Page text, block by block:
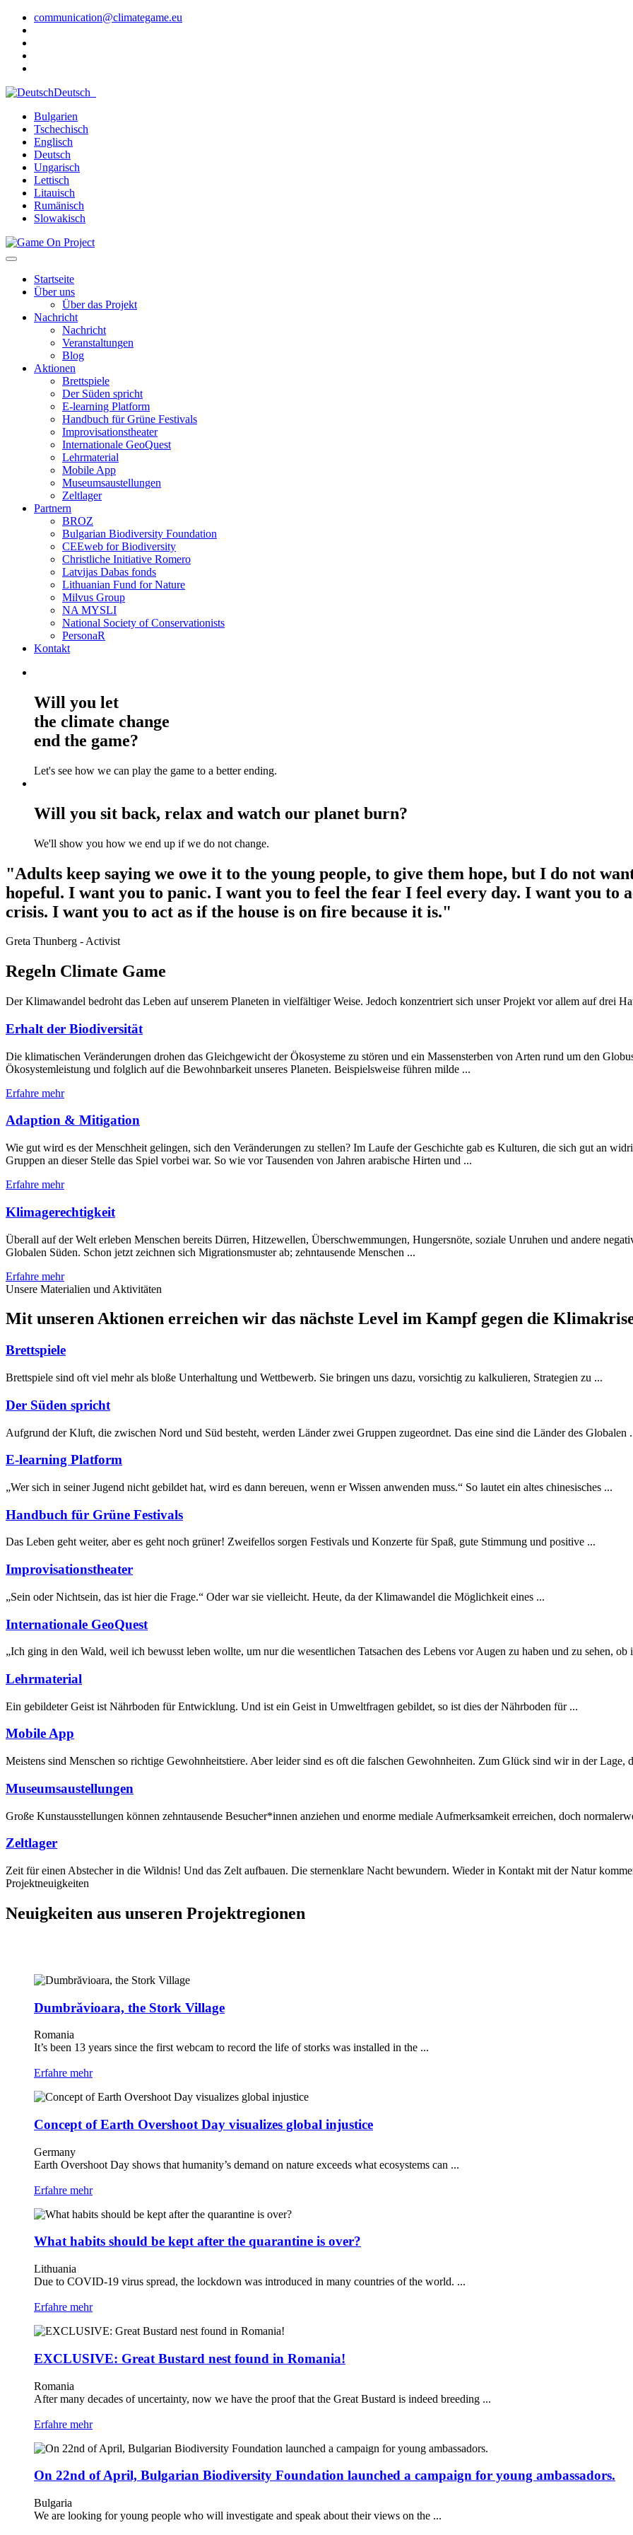
communication@climategame.eu
Deutsch
Bulgarien
Tschechisch
Englisch
Deutsch
Ungarisch
Lettisch
Litauisch
Rumänisch
Slowakisch
Startseite
Über uns
Über das Projekt
Nachricht
Nachricht
Veranstaltungen
Blog
Aktionen
Brettspiele
Der Süden spricht
E-learning Platform
Handbuch für Grüne Festivals
Improvisationstheater
Internationale GeoQuest
Lehrmaterial
Mobile App
Museumsaustellungen
Zeltlager
Partnern
BROZ
Bulgarian Biodiversity Foundation
CEEweb for Biodiversity
Christliche Initiative Romero
Latvijas Dabas fonds
Lithuanian Fund for Nature
Milvus Group
NA MYSLI
National Society of Conservationists
PersonaR
Kontakt
Will you let
the climate change
end the game?
Let's see how we can play the game to a better ending.
Will you sit back, relax and watch our planet burn?
We'll show you how we end up if we do not change.
"Adults keep saying we owe it to the young people, to give them hope, but I do not
hopeful. I want you to panic. I want you to feel the fear I feel every day. I want you to
crisis. I want you to act as if the house is on fire because it is."
Greta Thunberg - Activist
Regeln Climate Game
Der Klimawandel bedroht das Leben auf unserem Planeten in vielfältiger Weise. Jedoch konzentriert sich unser Projekt vor allem auf drei
Erhalt der Biodiversität
Die klimatischen Veränderungen drohen das Gleichgewicht der Ökosysteme zu stören und ein Massensterben von Arten rund um den
Ökosystemleistung und folglich auf die Bewohnbarkeit unseres Planeten. Beispielsweise führen milde ...
Erfahre mehr
Adaption & Mitigation
Wie gut wird es der Menschheit gelingen, sich den Veränderungen zu stellen? Im Laufe der Geschichte gab es Kulturen, die sich gut an
Gruppen an dieser Stelle das Spiel vorbei war. So wie vor Tausenden von Jahren arabische Hirten und ...
Erfahre mehr
Klimagerechtigkeit
Überall auf der Welt erleben Menschen bereits Dürren, Hitzewellen, Überschwemmungen, Hungersnöte, soziale Unruhen und andere
Globalen Süden. Schon jetzt zeichnen sich Migrationsmuster ab; zehntausende Menschen ...
Erfahre mehr
Unsere Materialien und Aktivitäten
Mit unseren Aktionen erreichen wir das nächste Level im Kampf gegen die
Brettspiele
Brettspiele sind oft viel mehr als bloße Unterhaltung und Wettbewerb. Sie bringen uns dazu, vorsichtig zu kalkulieren, Strategien zu ...
Der Süden spricht
Aufgrund der Kluft, die zwischen Nord und Süd besteht, werden Länder zwei Gruppen zugeordnet. Das eine sind die Länder des Globalen
E-learning Platform
„Wer sich in seiner Jugend nicht gebildet hat, wird es dann bereuen, wenn er Wissen anwenden muss.“ So lautet ein altes chinesisches ...
Handbuch für Grüne Festivals
Das Leben geht weiter, aber es geht noch grüner! Zweifellos sorgen Festivals und Konzerte für Spaß, gute Stimmung und positive ...
Improvisationstheater
„Sein oder Nichtsein, das ist hier die Frage.“ Oder war sie vielleicht. Heute, da der Klimawandel die Möglichkeit eines ...
Internationale GeoQuest
„Ich ging in den Wald, weil ich bewusst leben wollte, um nur die wesentlichen Tatsachen des Lebens vor Augen zu haben und zu sehen, ob
Lehrmaterial
Ein gebildeter Geist ist Nährboden für Entwicklung. Und ist ein Geist in Umweltfragen gebildet, so ist dies der Nährboden für ...
Mobile App
Meistens sind Menschen so richtige Gewohnheitstiere. Aber leider sind es oft die falschen Gewohnheiten. Zum Glück sind wir in der Lage,
Museumsaustellungen
Große Kunstausstellungen können zehntausende Besucher*innen anziehen und enorme mediale Aufmerksamkeit erreichen, doch
Zeltlager
Zeit für einen Abstecher in die Wildnis! Und das Zelt aufbauen. Die sternenklare Nacht bewundern. Wieder in Kontakt mit der Natur
Projektneuigkeiten
Neuigkeiten aus unseren Projektregionen
Dumbrăvioara, the Stork Village
Romania
It’s been 13 years since the first webcam to record the life of storks was installed in the ...
Erfahre mehr
Concept of Earth Overshoot Day visualizes global injustice
Germany
Earth Overshoot Day shows that humanity’s demand on nature exceeds what ecosystems can ...
Erfahre mehr
What habits should be kept after the quarantine is over?
Lithuania
Due to COVID-19 virus spread, the lockdown was introduced in many countries of the world. ...
Erfahre mehr
EXCLUSIVE: Great Bustard nest found in Romania!
Romania
After many decades of uncertainty, now we have the proof that the Great Bustard is indeed breeding ...
Erfahre mehr
On 22nd of April, Bulgarian Biodiversity Foundation launched a campaign for young ambassadors.
Bulgaria
We are looking for young people who will investigate and speak about their views on the ...